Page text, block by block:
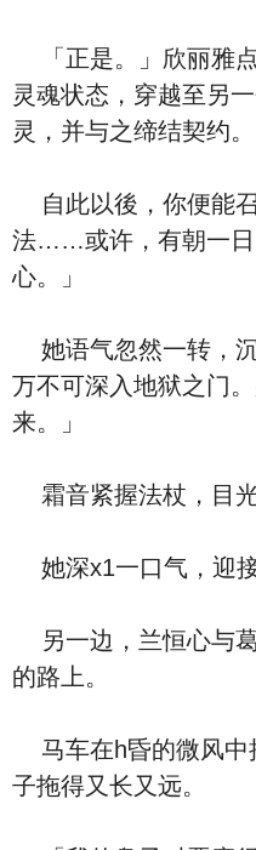
「正是。」欣丽雅
灵魂状态，穿越至另
灵，并与之缔结契约。
自此以後，你便能
法……或许，有朝一日
心。」
她语气忽然一转，
万不可深入地狱之门
来。」
霜音紧握法杖，目光
她深x1一口气，迎接
另一边，兰恒心与
的路上。
马车在h昏的微风中
子拖得又长又远。